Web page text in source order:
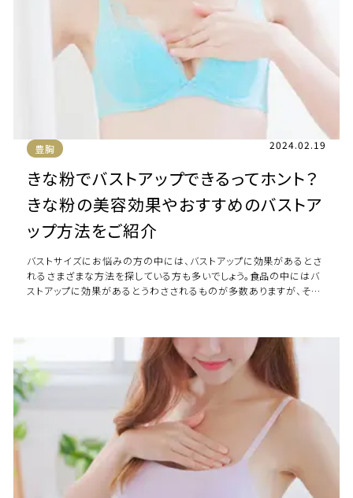
豊胸 2024.02.19
きな粉でバストアップできるってホント？
きな粉の美容効果やおすすめのバストア
ップ方法をご紹介
バストサイズにお悩みの方の中には、バストアップに効果があるとさ
れるさまざまな方法を探している方も多いでしょう。食品の中にはバ
ストアップに効果があるとうわさされるものが多数ありますが、その